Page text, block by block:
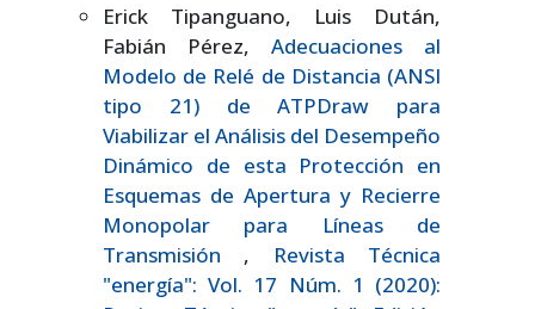
Erick Tipanguano, Luis Dután,
Fabián Pérez, Adecuaciones al
Modelo de Relé de Distancia (ANSI
tipo 21) de ATPDraw para
Viabilizar el Análisis del Desempeño
Dinámico de esta Protección en
Esquemas de Apertura y Recierre
Monopolar para Líneas de
Transmisión ,
Revista Técnica
"energía": Vol. 17 Núm. 1 (2020):